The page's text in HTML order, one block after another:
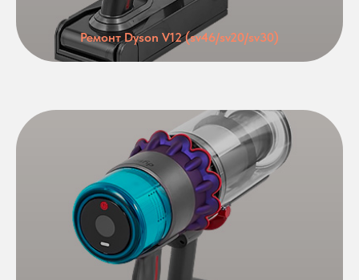
Ремонт Dyson V12 (sv46/sv20/sv30)